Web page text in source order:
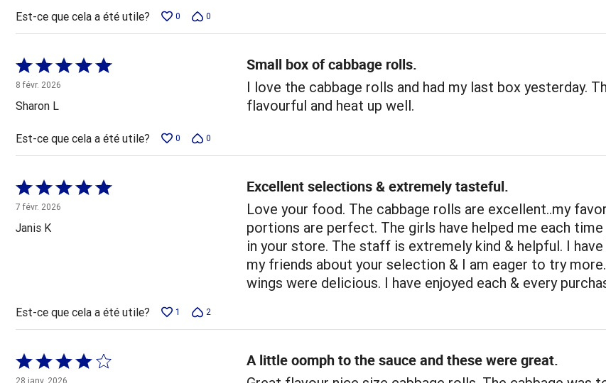
Est-ce que cela a été utile? 0 0
Coté
5 sur
5
8 févr. 2026
Sharon L
Small box of cabbage rolls.
I love the cabbage rolls and had my last box yesterday.
flavourful and heat up well.
Est-ce que cela a été utile? 0 0
Coté
5 sur
5
7 févr. 2026
Janis K
Excellent selections & extremely tasteful.
Love your food. The cabbage rolls are excellent..my
portions are perfect. The girls have helped me each time
in your store. The staff is extremely kind & helpful. I
my friends about your selection & I am eager to try
wings were delicious. I have enjoyed each & every
Est-ce que cela a été utile? 1 2
Coté
4 sur
28 janv. 2026
A little oomph to the sauce and these were great.